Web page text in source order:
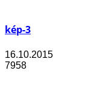
kép-3
16.10.2015
7958